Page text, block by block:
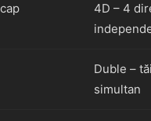
4D – 4
Duble –
simultan